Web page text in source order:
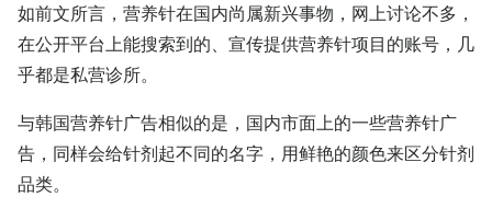
如前文所言，营养针在国内尚属新兴事物，网上讨论不多，
在公开平台上能搜索到的、宣传提供营养针项目的账号，几
乎都是私营诊所。
与韩国营养针广告相似的是，国内市面上的一些营养针广
告，同样会给针剂起不同的名字，用鲜艳的颜色来区分针剂
品类。